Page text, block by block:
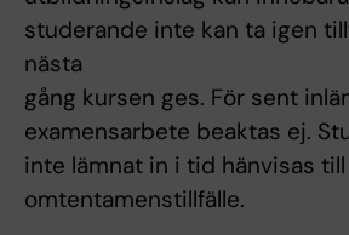
studerande inte kan ta igen
nästa
gång kursen ges. För sent
examensarbete beaktas ej.
inte lämnat in i tid hänvisas till
omtentamenstillfälle.